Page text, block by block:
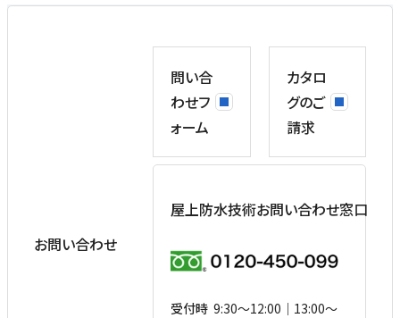
お問い合わせ
問い合
わせフ
ォーム
カタロ
グのご
請求
屋上防水技術お問い合わせ窓口
受付時 9:30〜12:00｜13:00〜